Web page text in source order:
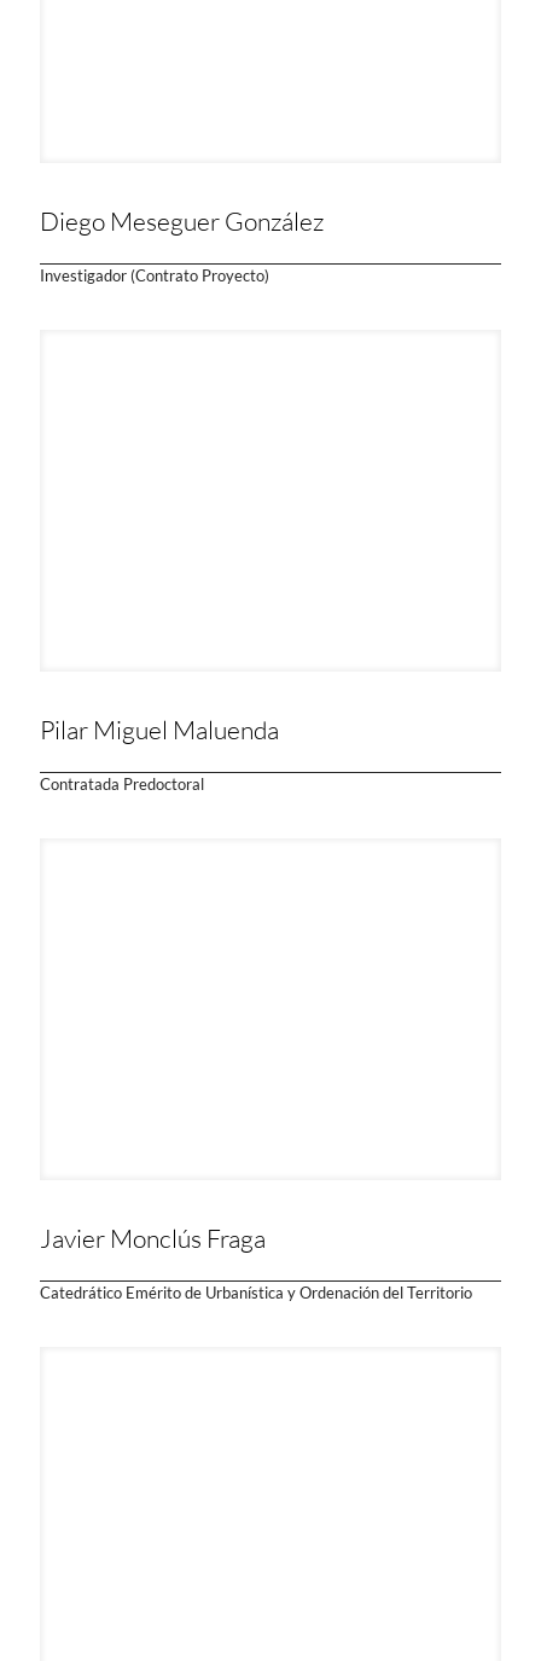
Diego Meseguer González
Investigador (Contrato Proyecto)
Pilar Miguel Maluenda
Contratada Predoctoral
Javier Monclús Fraga
Catedrático Emérito de Urbanística y Ordenación del Territorio